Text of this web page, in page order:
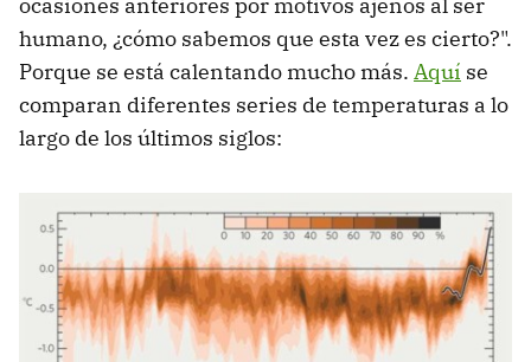
humano, ¿cómo sabemos que esta vez es cierto?".
Porque se está calentando mucho más. Aquí se
comparan diferentes series de temperaturas a lo
largo de los últimos siglos: